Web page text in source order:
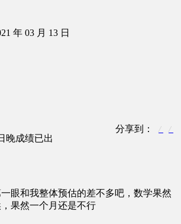
年 03 月 13 日
分享到：
晚成绩已出
眼和我整体预估的差不多吧，数学果然
果然一个月还是不行